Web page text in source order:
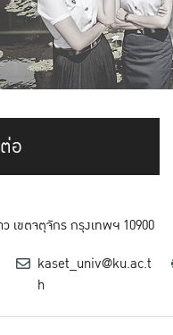
อ
เขตจตุจักร กรุงเทพฯ 10900
kaset_univ@ku.ac.t
h